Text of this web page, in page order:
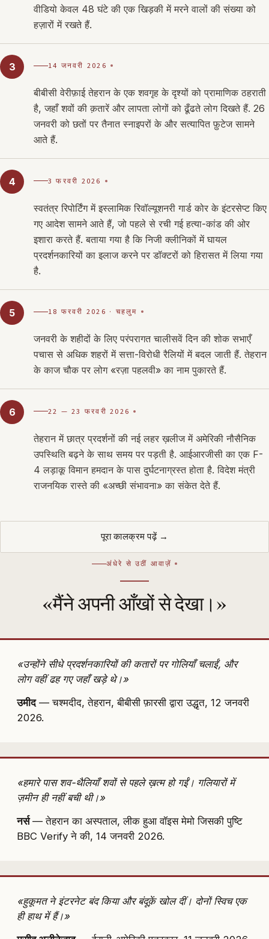
वीडियो केवल 48 घंटे की एक खिड़की में मरने वालों की संख्या को
हज़ारों में रखते हैं.
3 14 जनवरी 2026
बीबीसी वेरीफ़ाई तेहरान के एक शवगृह के दृश्यों को प्रामाणिक ठहराती
है, जहाँ शवों की क़तारें और लापता लोगों को ढूँढते लोग दिखते हैं. 26
जनवरी को छतों पर तैनात स्नाइपरों के और सत्यापित फ़ुटेज सामने
आते हैं.
4 3 फरवरी 2026
स्वतंत्र रिपोर्टिंग में इस्लामिक रिवॉल्यूशनरी गार्ड कोर के इंटरसेप्ट किए
गए आदेश सामने आते हैं, जो पहले से रची गई हत्या-कांड की ओर
इशारा करते हैं. बताया गया है कि निजी क्लीनिकों में घायल
प्रदर्शनकारियों का इलाज करने पर डॉक्टरों को हिरासत में लिया गया
है.
5 18 फरवरी 2026 · चहलुम
जनवरी के शहीदों के लिए परंपरागत चालीसवें दिन की शोक सभाएँ
पचास से अधिक शहरों में सत्ता-विरोधी रैलियों में बदल जाती हैं. तेहरान
के काज चौक पर लोग «रज़ा पहलवी» का नाम पुकारते हैं.
6 22 — 23 फरवरी 2026
तेहरान में छात्र प्रदर्शनों की नई लहर ख़लीज में अमेरिकी नौसैनिक
उपस्थिति बढ़ने के साथ समय पर पड़ती है. आईआरजीसी का एक F-
4 लड़ाकू विमान हमदान के पास दुर्घटनाग्रस्त होता है. विदेश मंत्री
राजनयिक रास्ते की «अच्छी संभावना» का संकेत देते हैं.
पूरा कालक्रम पढ़ें →
अंधेरे से उठीं आवाज़ें
«मैंने अपनी आँखों से देखा।»
«उन्होंने सीधे प्रदर्शनकारियों की कतारों पर गोलियाँ चलाईं, और
लोग वहीं ढह गए जहाँ खड़े थे।»
उमीद— चश्मदीद, तेहरान, बीबीसी फ़ारसी द्वारा उद्धृत, 12 जनवरी
2026.
«हमारे पास शव-थैलियाँ शवों से पहले ख़त्म हो गईं। गलियारों में
ज़मीन ही नहीं बची थी।»
नर्स— तेहरान का अस्पताल, लीक हुआ वॉइस मेमो जिसकी पुष्टि
BBC Verify ने की, 14 जनवरी 2026.
«हुकूमत ने इंटरनेट बंद किया और बंदूक़ें खोल दीं। दोनों स्विच एक
ही हाथ में हैं।»